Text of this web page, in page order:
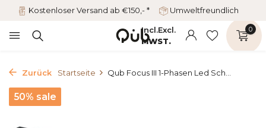
Kostenloser Versand ab €150,- * Umweltfreundlich
Incl.Excl.
MWST.
0
Zurück Startseite Qub Focus III 1-Phasen Led Sch...
50% sale